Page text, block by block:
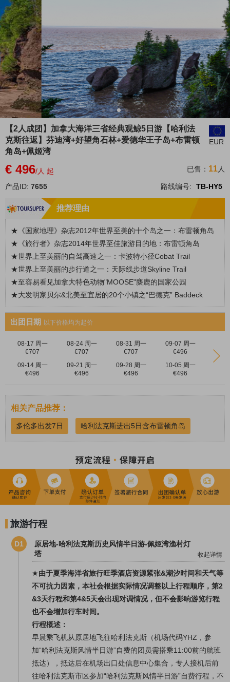
【2人成团】加拿大海洋三省经典观鲸5日游【哈利法
克斯往返】芬迪湾+好望角石林+爱德华王子岛+布雷顿
角岛+佩姬湾
EUR
€ 496/人 起 已售： 11人
产品ID: 7655 路线编号: TB-HY5
推荐理由
★ 《国家地理》杂志2012年世界至美的十个岛之一：布雷顿角岛
★ 《旅行者》杂志2014年世界至佳旅游目的地：布雷顿角岛
★世界上至美丽的自驾高速之一：卡波特小径Cobat Trail
★世界上至美丽的步行道之一：天际线步道Skyline Trail
★至容易看见加拿大特色动物"MOOSE"麋鹿的国家公园
★大发明家贝尔&北美至宜居的20个小镇之“巴德克” Baddeck
出团日期 以下价格均为起价
08-17 周一
€707
08-24 周一
€707
08-31 周一
€707
09-07 周一
€496
09-14 周一
€496
09-21 周一
€496
09-28 周一
€496
10-05 周一
€496
相关产品推荐：
多伦多出发7日 哈利法克斯进出5日含布雷顿角岛
旅游行程
D1
原居地-哈利法克斯历史风情半日游-佩姬湾渔村灯
塔
收起详情
★由于夏季海洋省旅行旺季酒店资源紧张&潮汐时间和天气等
不可抗力因素，本社会根据实际情况调整以上行程顺序，第2
&3天行程和第4&5天会出现对调情况，但不会影响游览行程
也不会增加行车时间。
行程概述：
早晨乘飞机从原居地飞往哈利法克斯（机场代码YHZ，参
加“哈利法克斯风情半日游”自费的团员需搭乘11:00前的航班
抵达），抵达后在机场出口处信息中心集合，专人接机后前
往哈利法克斯市区参加“哈利法克斯风情半日游”自费行程，不